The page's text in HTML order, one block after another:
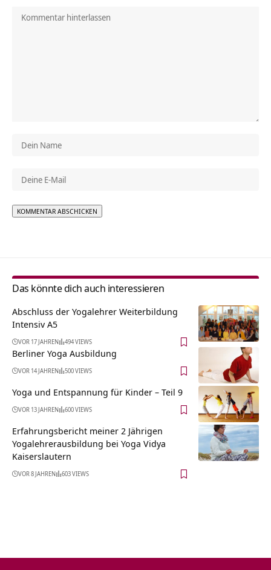
Das könnte dich auch interessieren
Abschluss der Yogalehrer Weiterbildung
Intensiv A5
VOR 17 JAHREN 494 VIEWS
Berliner Yoga Ausbildung
VOR 14 JAHREN 500 VIEWS
Yoga und Entspannung für Kinder – Teil 9
VOR 13 JAHREN 600 VIEWS
Erfahrungsbericht meiner 2 Jährigen
Yogalehrerausbildung bei Yoga Vidya
Kaiserslautern
VOR 8 JAHREN 603 VIEWS